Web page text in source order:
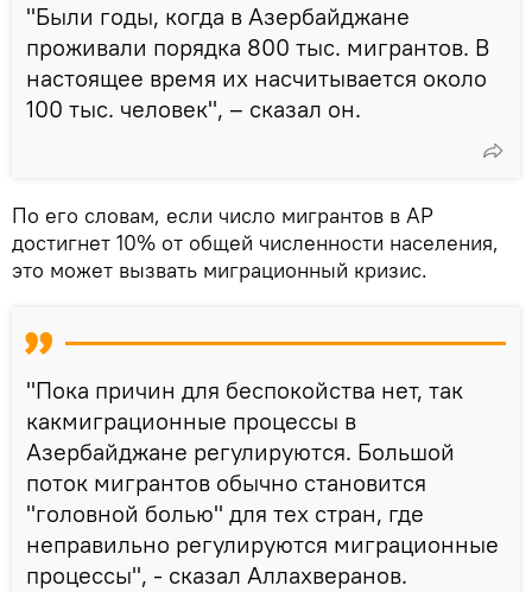
"Были годы, когда в Азербайджане
проживали порядка 800 тыс. мигрантов. В
настоящее время их насчитывается около
100 тыс. человек", – сказал он.
По его словам, если число мигрантов в АР
достигнет 10% от общей численности населения,
это может вызвать миграционный кризис.
"Пока причин для беспокойства нет, так
какмиграционные процессы в
Азербайджане регулируются. Большой
поток мигрантов обычно становится
"головной болью" для тех стран, где
неправильно регулируются миграционные
процессы", - сказал Аллахверанов.